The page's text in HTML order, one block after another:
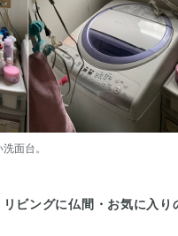
面台。
リビングに仏間・お気に入